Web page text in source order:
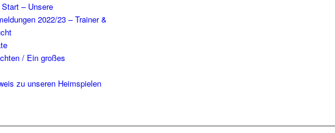
– Unsere
2022/23 – Trainer &
/ Ein großes
zu unseren Heimspielen